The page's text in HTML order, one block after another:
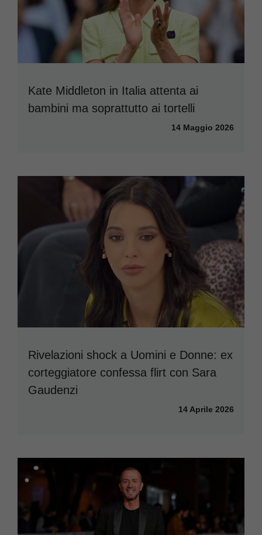
Kate Middleton in Italia attenta ai
bambini ma soprattutto ai tortelli
14 Maggio 2026
Rivelazioni shock a Uomini e Donne: ex
corteggiatore confessa flirt con Sara
Gaudenzi
14 Aprile 2026